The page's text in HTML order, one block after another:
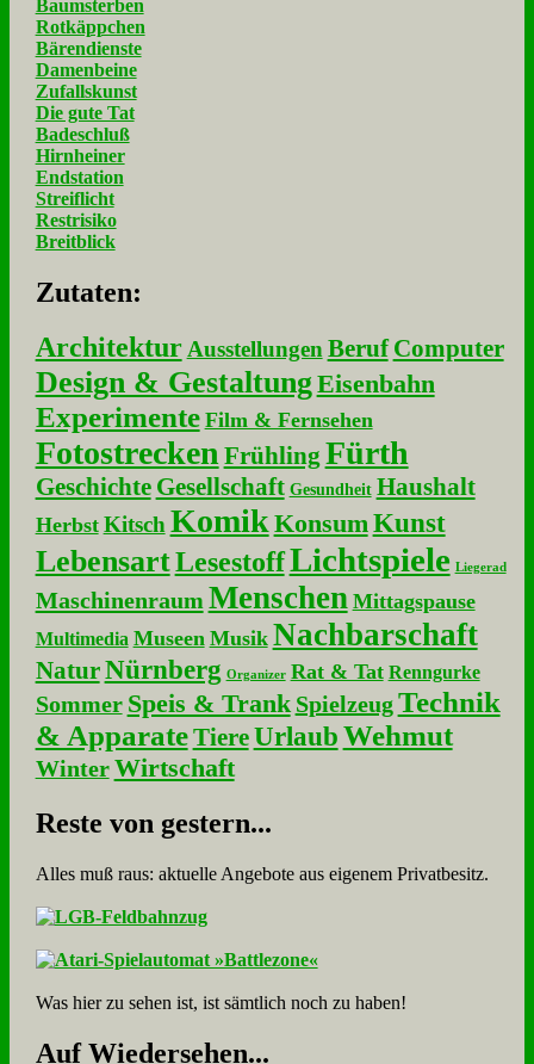
Baumsterben
Rotkäppchen
Bärendienste
Damenbeine
Zufallskunst
Die gute Tat
Badeschluß
Hirnheiner
Endstation
Streiflicht
Restrisiko
Breitblick
Zu­ta­ten:
Architektur Ausstellungen Beruf Computer
Design & GestaltungEisenbahn
Experimente Film & Fernsehen
Fotostrecken Frühling Fürth
Geschichte Gesellschaft Gesundheit Haushalt
Herbst Kitsch KomikKonsumKunst
LebensartLesestoffLichtspiele Liegerad
Maschinenraum Menschen Mittagspause
Multimedia Museen Musik Nachbarschaft
NaturNürnberg Organizer Rat & Tat Renngurke
Sommer Speis & Trank Spielzeug Technik
& Apparate Tiere UrlaubWehmut
Winter Wirtschaft
Re­ste von ge­stern...
Alles muß raus: aktuelle An­ge­bo­te aus eigenem Privatbesitz.
Was hier zu sehen ist, ist sämt­lich noch zu haben!
Auf Wie­der­se­hen...